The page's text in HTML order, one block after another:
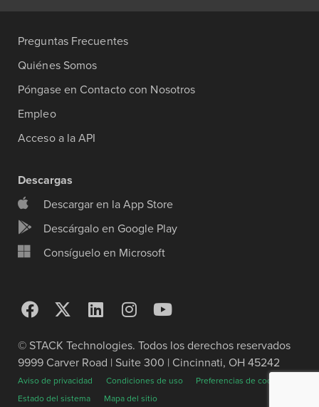
© STACK Technologies. Todos los derechos reservados
9999 Carver Road | Suite 300 | Cincinnati, OH 45242
Aviso de privacidad Condiciones de uso
Preferencias de cookies
Estado del sistema
Mapa del sitio
Preguntas Frecuentes
Quiénes Somos
Póngase en Contacto con Nosotros
Empleo
Acceso a la API
Descargas
Descargar en la App Store
Descárgalo en Google Play
Consíguelo en Microsoft